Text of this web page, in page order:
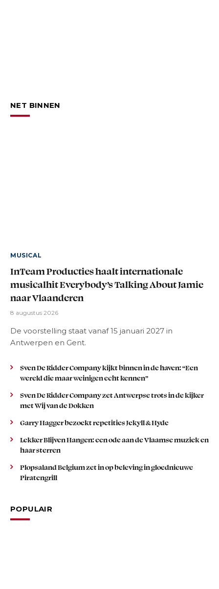
NET BINNEN
MUSICAL
InTeam Producties haalt internationale
musicalhit Everybody’s Talking About Jamie
naar Vlaanderen
8 augustus 2026
De voorstelling staat vanaf 15 januari 2027 in
Antwerpen en Gent.
Sven De Ridder Company kijkt binnen in de haven: “Een
wereld die maar weinigen echt kennen”
Sven De Ridder Company zet Antwerpse trots in de kijker
met Wij van de Dokken
Garry Hagger bezoekt repetities Jekyll & Hyde
Lekker Blijven Hangen: een ode aan de Vlaamse muziek en
haar sterren
Plopsaland Belgium zet in op beleving in gloednieuwe
Piratengrill
POPULAIR